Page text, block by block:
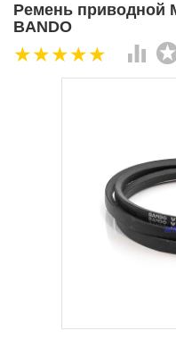
Ремень приводной
BANDO